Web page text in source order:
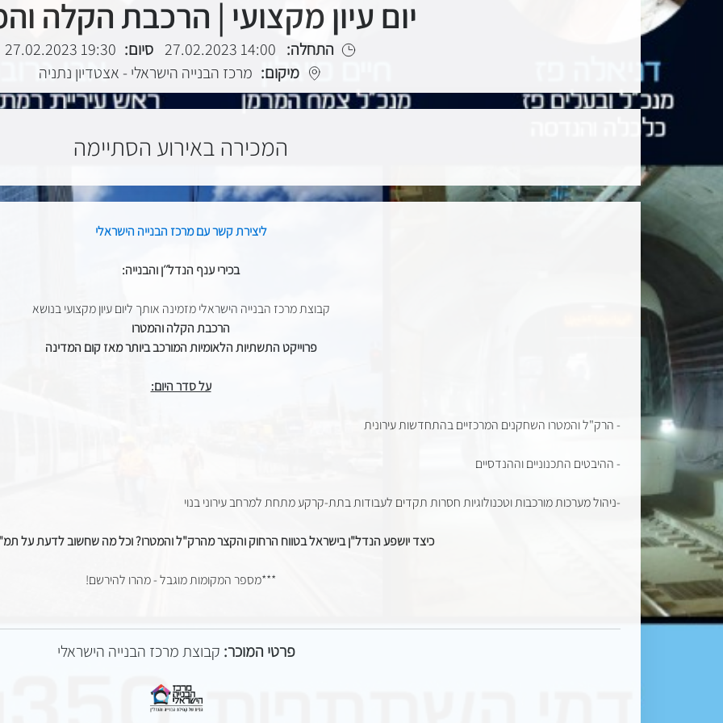
יום עיון מקצועי | הרכבת הקלה
התחלה: 14:00 27.02.2023 סיום: 19:30 27.02.2023
מיקום: מרכז הבנייה הישראלי - אצטדיון נתניה
המכירה באירוע הסתיימה
ליצירת קשר עם מרכז הבנייה הישראלי
בכירי ענף הנדל׳׳ן והבנייה:
קבוצת מרכז הבנייה הישראלי מזמינה אותך ליום עיון מקצועי בנושא
הרכבת הקלה והמטרו
פרוייקט התשתיות הלאומיות המורכב ביותר מאז קום המדינה
על סדר היום:
- הרק"ל והמטרו השחקנים המרכזיים בהתחדשות עירונית
- ההיבטים התכנוניים וההנדסיים
-ניהול מערכות מורכבות וטכנולוגיות חסרות תקדים לעבודות בתת-קרקע מתחת למרחב עירוני בנוי
כיצד יושפע הנדל"ן בישראל בטווח הרחוק והקצר מהרק"ל והמטרו?וכל מה שחשוב לדעת על תמ"א-60
***מספר המקומות מוגבל - מהרו להירשם!
פרטי המוכר: קבוצת מרכז הבנייה הישראלי